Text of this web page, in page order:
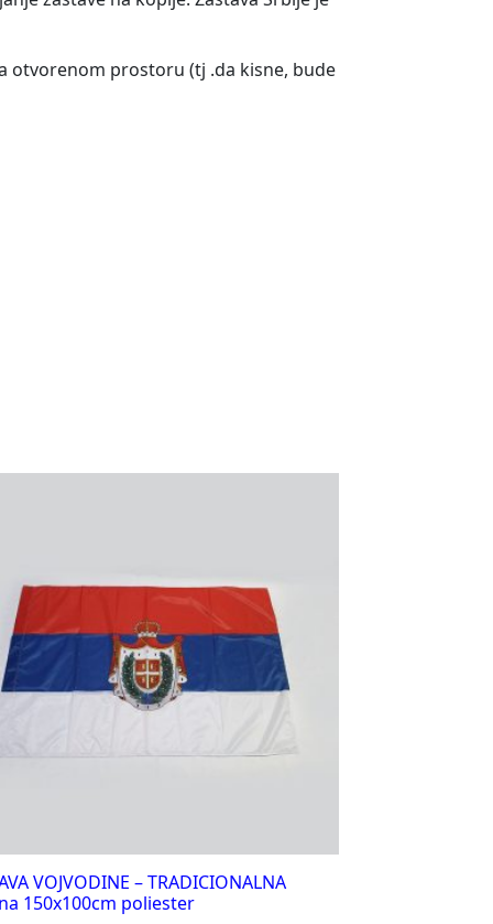
otvorenom prostoru (tj .da kisne, bude
VOJVODINE – TRADICIONALNA
150x100cm poliester